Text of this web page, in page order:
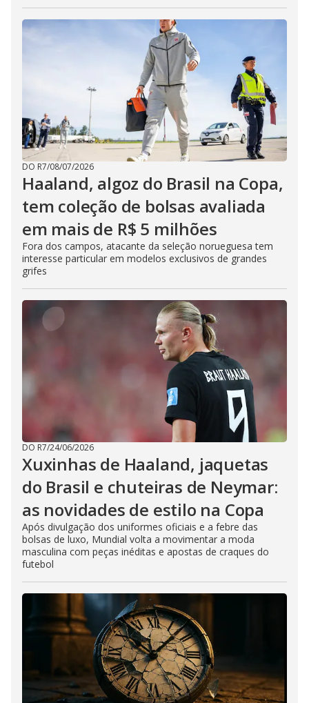
DO R7/08/07/2026
Haaland, algoz do Brasil na Copa,
tem coleção de bolsas avaliada
em mais de R$ 5 milhões
Fora dos campos, atacante da seleção norueguesa tem
interesse particular em modelos exclusivos de grandes
grifes
DO R7/24/06/2026
Xuxinhas de Haaland, jaquetas
do Brasil e chuteiras de Neymar:
as novidades de estilo na Copa
Após divulgação dos uniformes oficiais e a febre das
bolsas de luxo, Mundial volta a movimentar a moda
masculina com peças inéditas e apostas de craques do
futebol